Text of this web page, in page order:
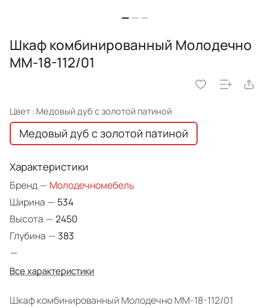
Шкаф комбинированный Молодечно
ММ-18-112/01
Цвет : Медовый дуб с золотой патиной
Медовый дуб с золотой патиной
Характеристики
Бренд — Молодечномебель
Ширина — 534
Высота —2450
Глубина — 383
—
Все характеристики
Шкаф комбинированный Молодечно ММ-18-112/01